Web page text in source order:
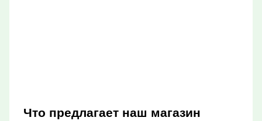
Что предлагает наш магазин